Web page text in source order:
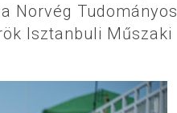
Norvég Tudományos
Isztanbuli Műszaki